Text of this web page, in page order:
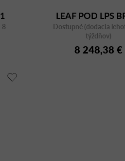
8
LEAF POD LPS
Dostupné (dodacia
týždňov)
8 248,38 €